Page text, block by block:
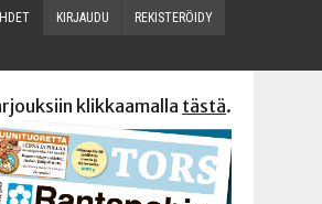
KIR­JAU­DU REKIS­TE­RÖI­DY
klikkaamalla tästä.